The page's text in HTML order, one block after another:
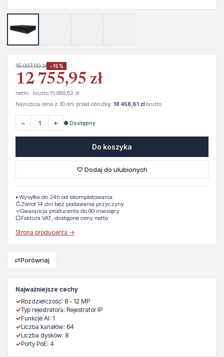
Najważniejsze cechy
✓Rozdzielczość: 8 - 12 MP
✓Typ rejestratora: Rejestrator IP
✓Funkcje AI: 1
✓Liczba kanałów: 64
✓Liczba dysków: 8
✓Porty PoE: 4
15 007,00 zł −15%
12 755,95 zł
netto · brutto 15 689,82 zł
Najniższa cena z 30 dni przed obniżką: 18 458,61 złbrutto
− + ● Dostępny
Do koszyka
♡ Dodaj do ulubionych
◐ Wysyłka do 24h od skompletowania.
↻Zwrot 14 dni bez podawania przyczyny
✓Gwarancja producenta do 60 miesięcy
▢Faktura VAT, dostępne ceny netto
Strona producenta →
⇄Porównaj